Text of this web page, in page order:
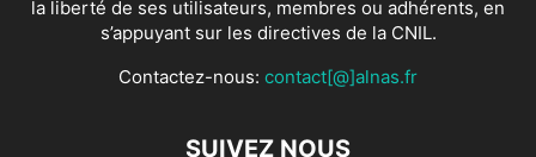
la liberté de ses utilisateurs, membres ou adhérents, en
s’appuyant sur les directives de la CNIL.
Contactez-nous: contact[@]alnas.fr
SUIVEZ NOUS